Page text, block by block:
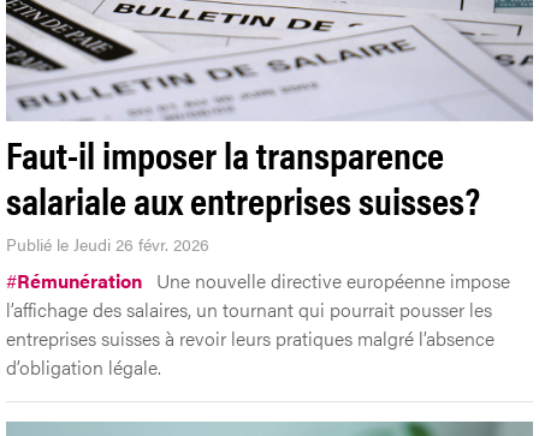
Faut-il imposer la transparence
salariale aux entreprises suisses?
Publié le Jeudi 26 févr. 2026
#Rémunération Une nouvelle directive européenne impose
l’affichage des salaires, un tournant qui pourrait pousser les
entreprises suisses à revoir leurs pratiques malgré l’absence
d’obligation légale.